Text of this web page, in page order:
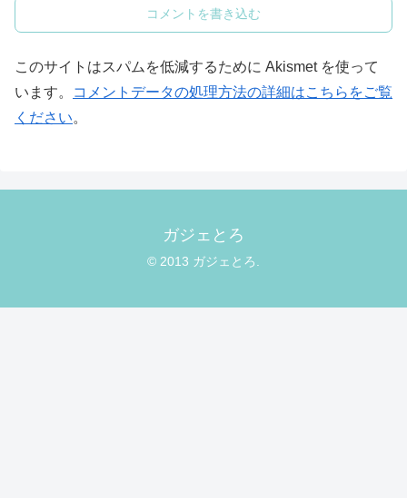
コメントを書き込む
このサイトはスパムを低減するために Akismet を使って
います。
コメントデータの処理方法の詳細はこちらをご覧
ください。
ガジェとろ
© 2013 ガジェとろ.